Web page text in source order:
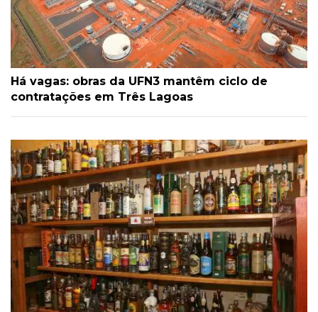
Há vagas: obras da UFN3 mantêm ciclo de
contratações em Três Lagoas